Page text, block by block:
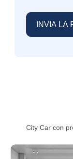
Specchietti
Start & stop
City Car con